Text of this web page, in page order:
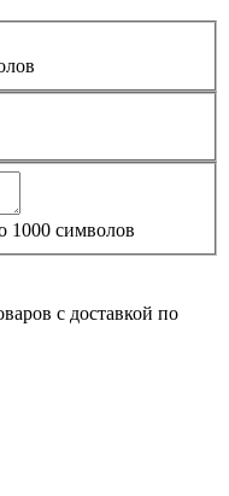
1000 символов
с доставкой по